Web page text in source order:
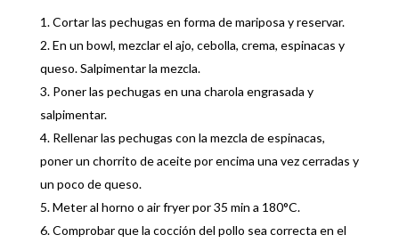
Cortar las pechugas en forma de mariposa y reservar.
En un bowl, mezclar el ajo, cebolla, crema, espinacas y
queso. Salpimentar la mezcla.
Poner las pechugas en una charola engrasada y
salpimentar.
Rellenar las pechugas con la mezcla de espinacas,
poner un chorrito de aceite por encima una vez cerradas y
un poco de queso.
Meter al horno o air fryer por 35 min a 180°C.
Comprobar que la cocción del pollo sea correcta en el